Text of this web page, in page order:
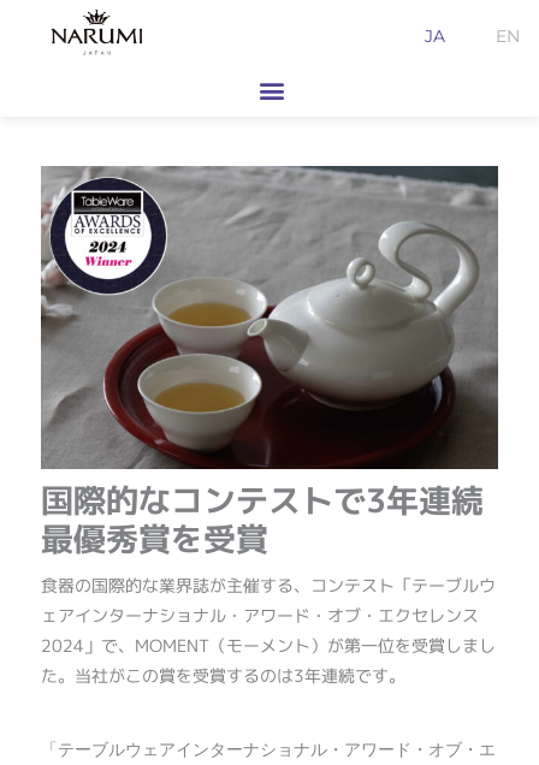
JA EN
国際的なコンテストで3年連続
最優秀賞を受賞
食器の国際的な業界誌が主催する、コンテスト「テーブルウ
ェアインターナショナル・アワード・オブ・エクセレンス
2024」で、MOMENT（モーメント）が第一位を受賞しまし
た。当社がこの賞を受賞するのは3年連続です。
「テーブルウェアインターナショナル・アワード・オブ・エ